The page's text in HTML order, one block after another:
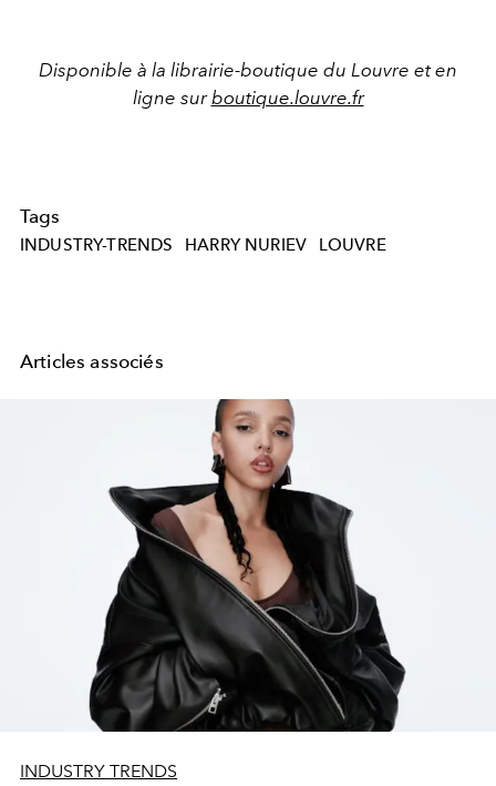
Disponible à la librairie-boutique du Louvre et en
ligne surboutique.louvre.fr
Tags
INDUSTRY-TRENDS HARRY NURIEV LOUVRE
Articles associés
INDUSTRY TRENDS